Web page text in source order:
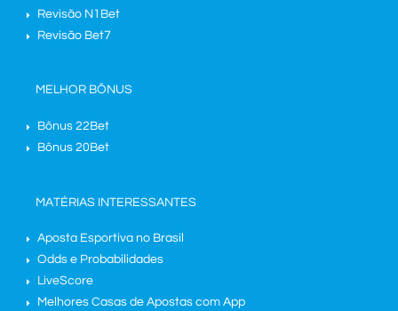
Revisão N1Bet
Revisão Bet7
MELHOR BÔNUS
Bônus 22Bet
Bônus 20Bet
MATÉRIAS INTERESSANTES
Aposta Esportiva no Brasil
Odds e Probabilidades
LiveScore
Melhores Casas de Apostas com App